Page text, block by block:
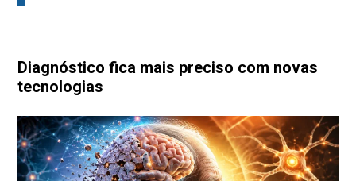
Diagnóstico fica mais preciso com novas
tecnologias